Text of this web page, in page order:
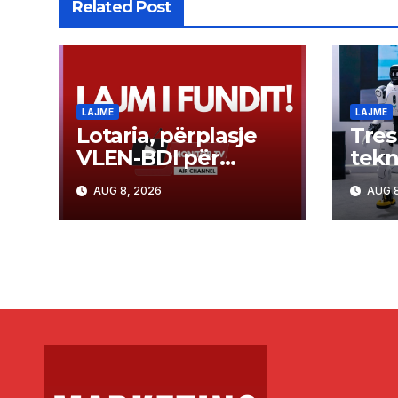
Related Post
LAJME
Lotaria, përplasje
VLEN-BDI për
hetimin ndaj Grubit
AUG 8, 2026
LAJME
AUG